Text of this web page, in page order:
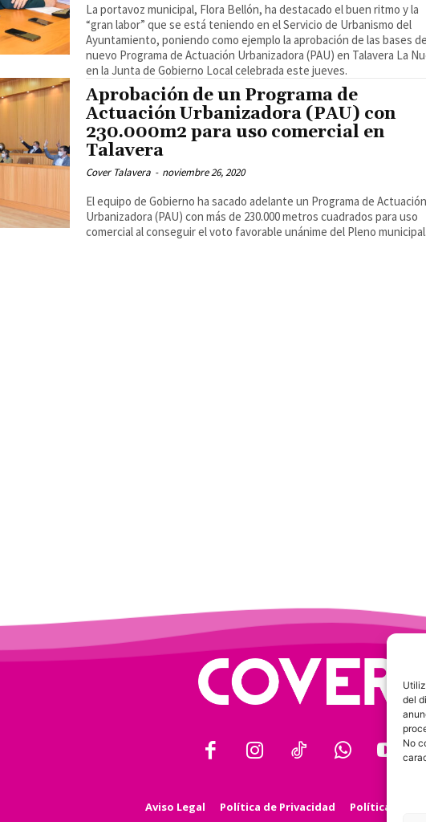
del
No
La portavoz municipal, Flora Bellón, ha destacado el buen ritmo y la
“gran labor” que se está teniendo en el Servicio de Urbanismo del
Ayuntamiento, poniendo como ejemplo la aprobación de las bases
nuevo Programa de Actuación Urbanizadora (PAU) en Talavera La
en la Junta de Gobierno Local celebrada este jueves.
Aprobación de un Programa de
Actuación Urbanizadora (PAU) con
230.000m2 para uso comercial en
Talavera
Cover Talavera - noviembre 26, 2020
El equipo de Gobierno ha sacado adelante un Programa de Actuación
Urbanizadora (PAU) con más de 230.000 metros cuadrados para uso
comercial al conseguir el voto favorable unánime del Pleno municipal.
Aviso Legal Política de Privacidad Política de